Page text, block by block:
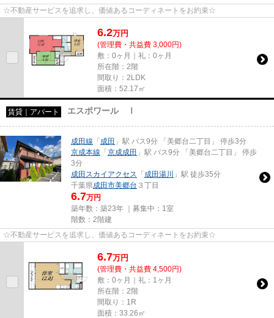
☆不動産サービスを追求し、価値あるコーディネートをお約束☆
6.2万円
(管理費・共益費 3,000円)
敷：0ヶ月｜礼：0ヶ月
所在階：2階
間取り：2LDK
面積：52.17㎡
賃貸｜アパート エスポワール Ⅰ
成田線 「成田 」駅 バス9分 「美郷台二丁目」 停歩3分
京成本線 「京成成田 」駅 バス9分 「美郷台二丁目」 停歩
3分
成田スカイアクセス
「成田湯川
」駅 徒歩35分
千葉県成田市美郷台 ３丁目
6.7万円
築年数：築23年 ｜募集中： 1室
階数：2階建
☆不動産サービスを追求し、価値あるコーディネートをお約束☆
6.7万円
(管理費・共益費 4,500円)
敷：0ヶ月｜礼：1ヶ月
所在階：2階
間取り：1R
面積：33.26㎡